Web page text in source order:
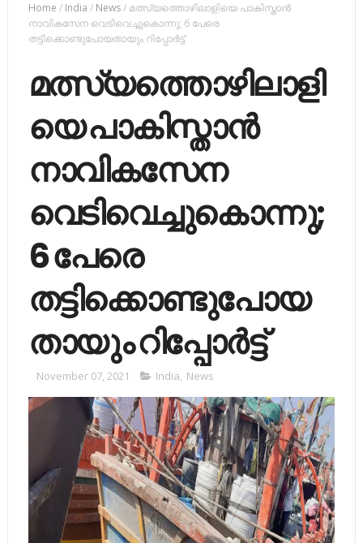
Home / India / News/ മത്സ്യത്തൊഴിലാളിയെ പാകിസ്താന്‍
നാവികസേന വെടിവെച്ചുകൊന്നു; 6 പേരെ
തട്ടിക്കൊണ്ടുപോയതായും റിപ്പോര്‍ട്ട്
മത്സ്യത്തൊഴിലാളി
യെ പാകിസ്താന്‍
നാവികസേന
വെടിവെച്ചുകൊന്നു;
6 പേരെ
തട്ടിക്കൊണ്ടുപോയ
തായും റിപ്പോര്‍ട്ട്
November 07, 2021 India, News